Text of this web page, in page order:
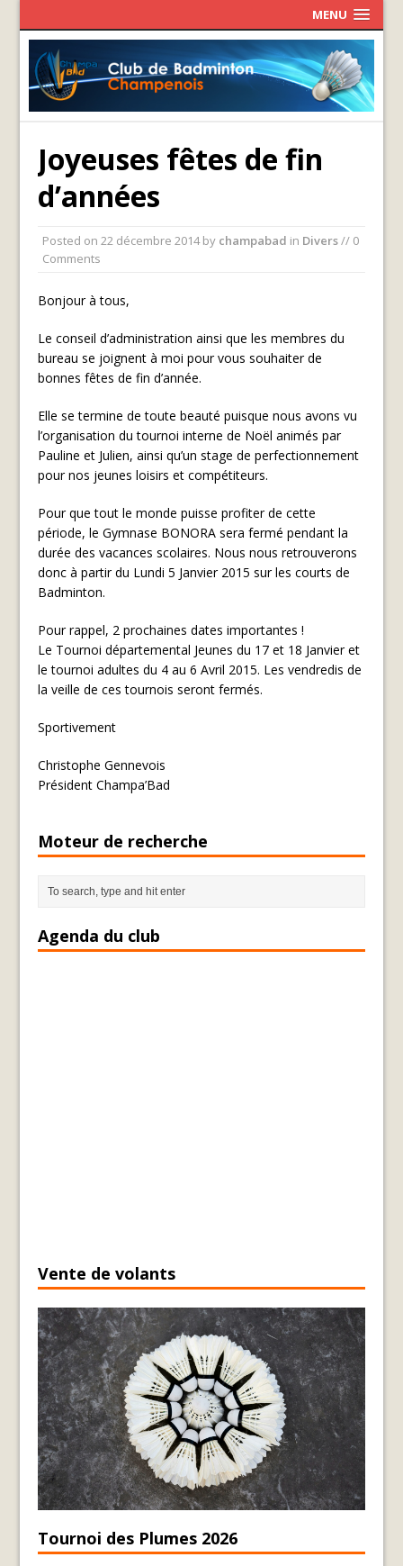
MENU
Joyeuses fêtes de fin
d’années
Posted on22 décembre 2014by champabad in Divers// 0
Comments
Bonjour à tous,
Le conseil d’administration ainsi que les membres du
bureau se joignent à moi pour vous souhaiter de
bonnes fêtes de fin d’année.
Elle se termine de toute beauté puisque nous avons vu
l’organisation du tournoi interne de Noël animés par
Pauline et Julien, ainsi qu’un stage de perfectionnement
pour nos jeunes loisirs et compétiteurs.
Pour que tout le monde puisse profiter de cette
période, le Gymnase BONORA sera fermé pendant la
durée des vacances scolaires. Nous nous retrouverons
donc à partir du Lundi 5 Janvier 2015 sur les courts de
Badminton.
Pour rappel, 2 prochaines dates importantes !
Le Tournoi départemental Jeunes du 17 et 18 Janvier et
le tournoi adultes du 4 au 6 Avril 2015. Les vendredis de
la veille de ces tournois seront fermés.
Sportivement
Christophe Gennevois
Président Champa’Bad
Moteur de recherche
Agenda du club
Vente de volants
Tournoi des Plumes 2026